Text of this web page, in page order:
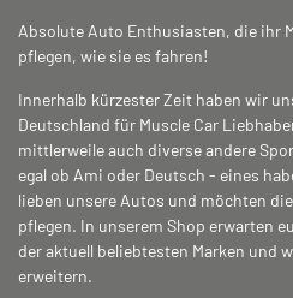
Absolute Auto Enthusiasten, die ihr
pflegen, wie sie es fahren!
Innerhalb kürzester Zeit haben wir
Deutschland für Muscle Car
mittlerweile auch diverse andere
egal ob Ami oder Deutsch - eines
lieben unsere Autos und möchten
pflegen. In unserem Shop erwarten
der aktuell beliebtesten Marken und
erweitern.